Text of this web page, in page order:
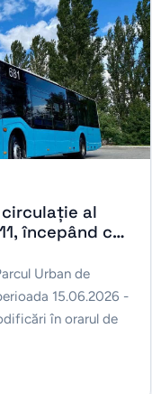
al
începând cu
Urban de
15.06.2026 -
în orarul de